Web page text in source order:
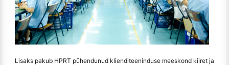
Lisaks pakub HPRT pühendunud klienditeeninduse meeskond kiiret ja